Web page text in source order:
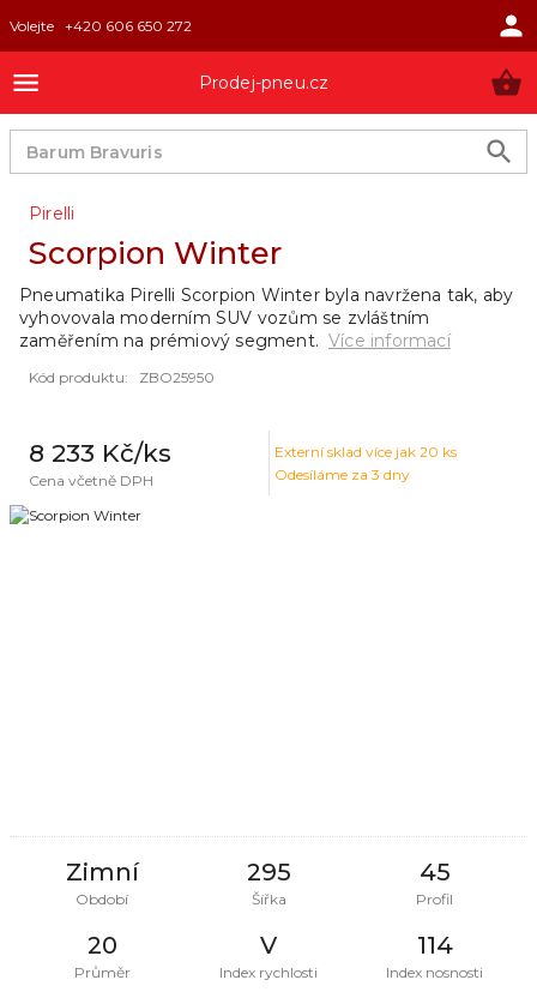
Volejte +420 606 650 272
Prodej-pneu.cz
Pirelli
Scorpion Winter
Kód produktu: ZBO25950
8 233 Kč/ks
Cena včetně DPH
Externí sklad více jak 20 ks
Odesíláme za 3 dny
Zimní
Období
295
Šířka
45
Profil
20
Průměr
V
Index rychlosti
114
Index nosnosti
Pneumatika Pirelli Scorpion Winter byla navržena tak, aby
vyhovovala moderním SUV vozům se zvláštním
zaměřením na prémiový segment. Více informací